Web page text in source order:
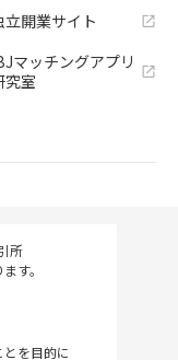
立開業サイト
マッチングアプリ
究室
所
す。
を目的に